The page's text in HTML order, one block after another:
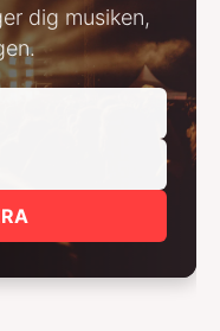
dig musiken,